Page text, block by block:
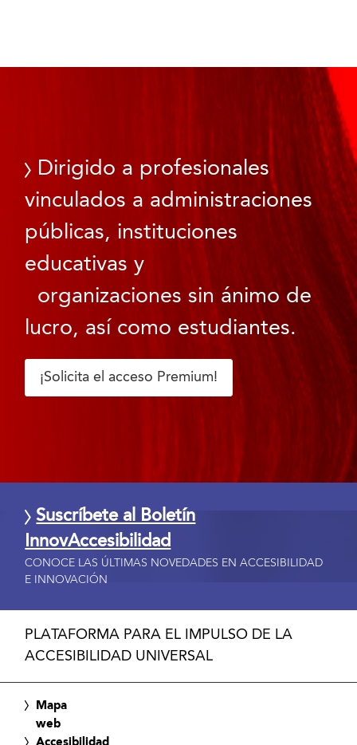
Dirigido a profesionales
vinculados a administraciones
públicas, instituciones
educativas y
organizaciones sin ánimo de
lucro, así como estudiantes.
¡Solicita el acceso Premium!
Suscríbete al Boletín
InnovAccesibilidad
CONOCE LAS ÚLTIMAS NOVEDADES EN ACCESIBILIDAD
E INNOVACIÓN
PLATAFORMA PARA EL IMPULSO DE LA
ACCESIBILIDAD UNIVERSAL
Mapa
web